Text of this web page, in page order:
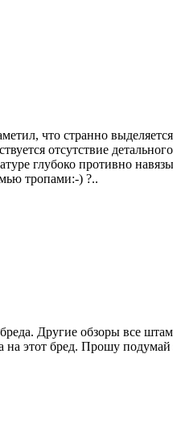
что странно
отсутствие
глубоко противно
тропами:-) ?..
Другие обзоры все
этот бред. Прошу